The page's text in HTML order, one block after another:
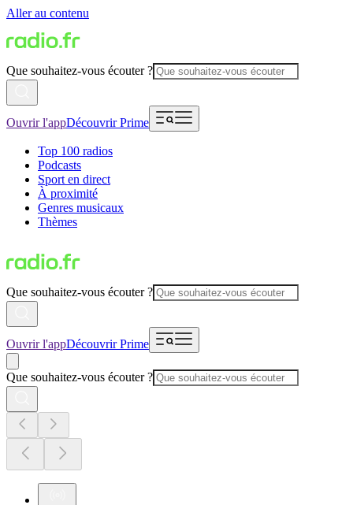
Aller au contenu
Que souhaitez-vous écouter ?
Ouvrir l'appDécouvrir Prime
Top 100 radios
Podcasts
Sport en direct
À proximité
Genres musicaux
Thèmes
Que souhaitez-vous écouter ?
Ouvrir l'appDécouvrir Prime
Que souhaitez-vous écouter ?